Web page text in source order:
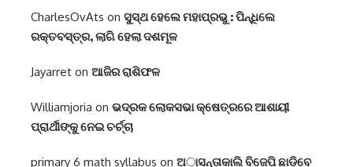
CharlesOvAts on ସୁସ୍ଥ ହେଲେ ମହାପ୍ରଭୁ : ପିନ୍ଧିଲେ
ରକ୍ତବସ୍ତ୍ର, ଲାଗି ହେଲା ଦଶମୂଳ
Jayarret on ଆଜିର ରାଶିଫଳ
Williamjoria on ଭଦ୍ରକ ଲୋକସଭା କ୍ଷେତ୍ରରେ ଆଶାୟୀ
ପ୍ରାର୍ଥୀଙ୍କୁ ନେଇ ଚର୍ଚ୍ଚା
primary 6 math syllabus on ଅାସନ୍ତାକାଲି ବିଜେପି ଛାଡ଼ିବେ